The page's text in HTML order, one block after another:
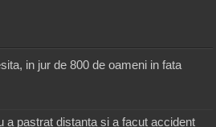
in jur de 800 de oameni in fata
a pastrat distanta si a facut accident